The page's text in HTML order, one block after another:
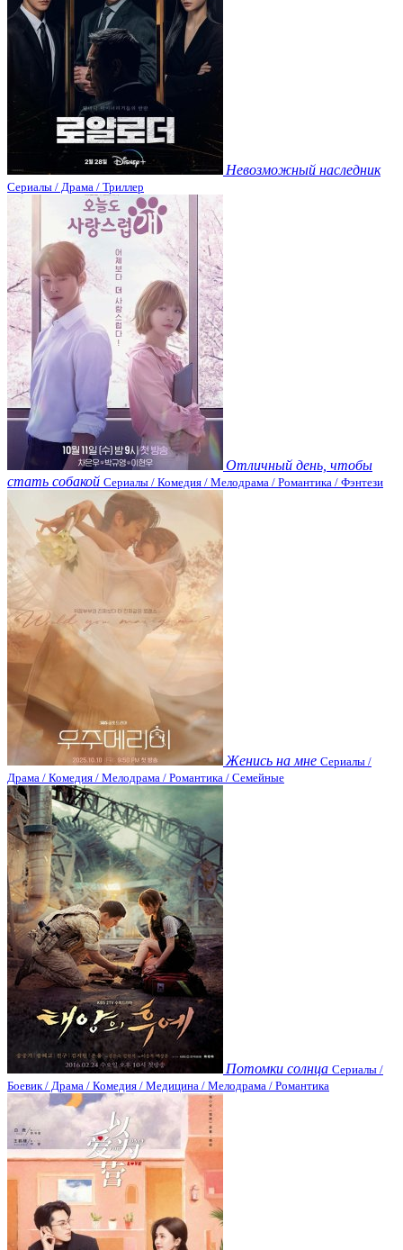
Невозможный наследник
Сериалы / Драма / Триллер
Отличный день, чтобы
стать собакой Сериалы / Комедия / Мелодрама / Романтика / Фэнтези
Женись на мне Сериалы /
Драма / Комедия / Мелодрама / Романтика / Семейные
Потомки солнца Сериалы /
Боевик / Драма / Комедия / Медицина / Мелодрама / Романтика